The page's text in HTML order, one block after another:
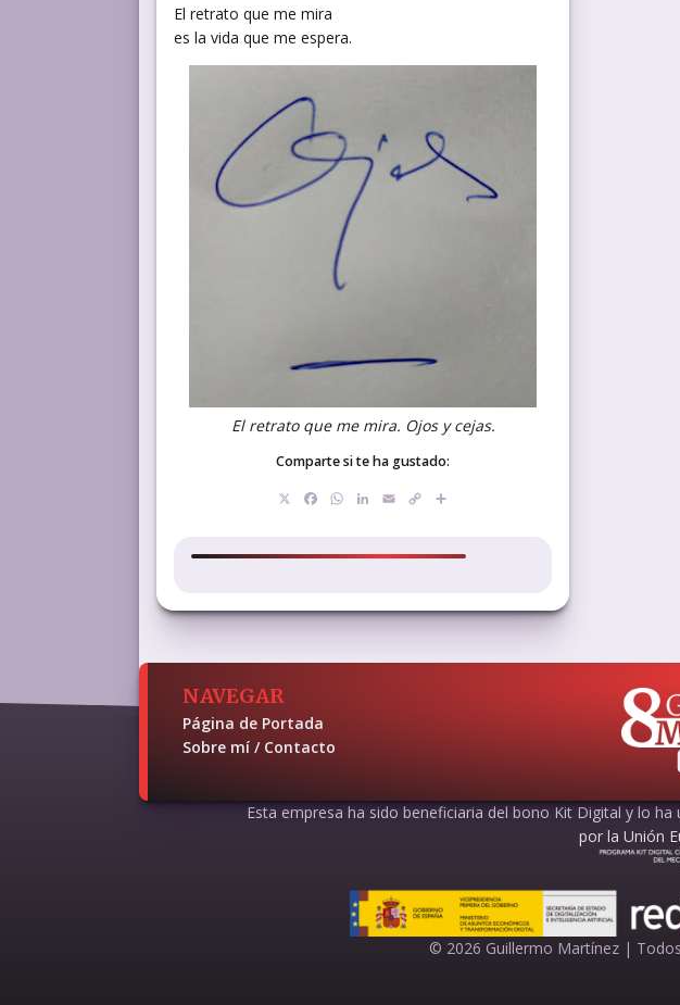
El retrato que me mira
es la vida que me espera.
El retrato que me mira. Ojos y cejas.
Comparte si te ha gustado:
Facebook
WhatsApp
LinkedIn
EmailCopy
NAVEGAR
Página de Portada
Sobre mí / Contacto
Esta empresa ha sido beneficiaria del bono Kit Digital y lo
por la Unión
© 2026 Guillermo Martínez |